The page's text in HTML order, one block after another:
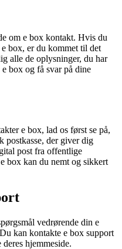
om e box kontakt. Hvis du
box, er du kommet til det
alle de oplysninger, du har
box og få svar på dine
e box, lad os først se på,
postkasse, der giver dig
post fra offentlige
box kan du nemt og sikkert
vedrørende din e
kan kontakte e box support
hjemmeside.